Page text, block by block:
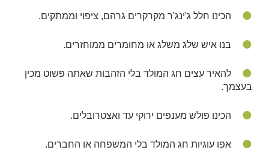
הכינו חלל ג'ינג'ר מקרקרים גרהם, ציפוי וממתקים.
בנו איש שלג משלג או מחומרים ממוחזרים.
להאיר עצים חג המולד בלי הזהבות שאתה פשוט מכין
בעצמך.
הכינו פולש מענפים ירוקי עד ואצטרובלים.
אפו עוגיות חג המולד בלי המשפחה או החברים.